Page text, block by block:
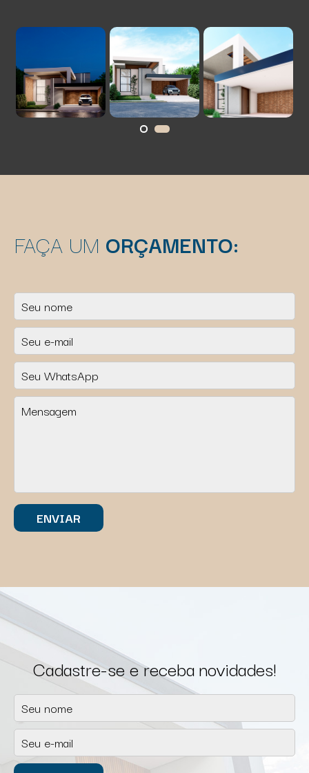
FAÇA UM ORÇAMENTO:
Cadastre-se e receba novidades!